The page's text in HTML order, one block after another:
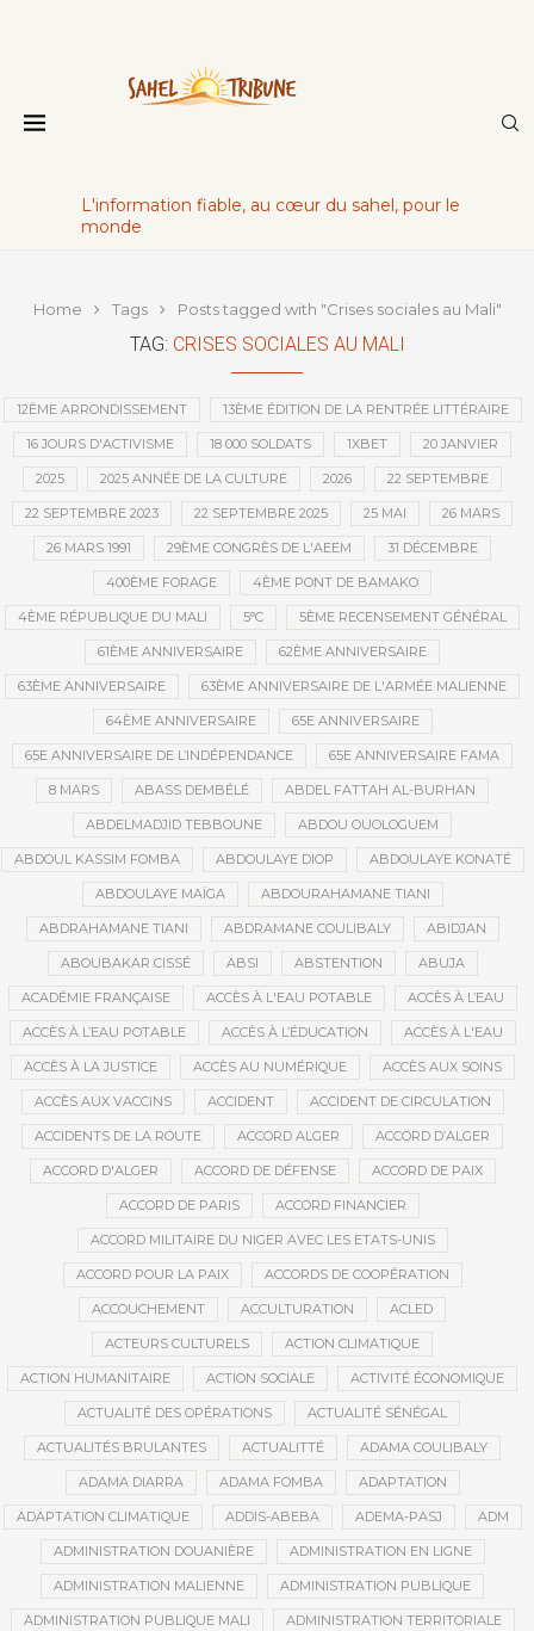
L'information fiable, au cœur du sahel, pour le
monde
Home Tags Posts tagged with "Crises sociales au Mali"
TAG: CRISES SOCIALES AU MALI
12ÈME ARRONDISSEMENT 13ÈME ÉDITION DE LA RENTRÉE LITTÉRAIRE
16 JOURS D'ACTIVISME 18 000 SOLDATS 1XBET 20 JANVIER
2025 2025 ANNÉE DE LA CULTURE 2026 22 SEPTEMBRE
22 SEPTEMBRE 2023 22 SEPTEMBRE 2025 25 MAI 26 MARS
26 MARS 1991 29ÈME CONGRÈS DE L'AEEM 31 DÉCEMBRE
400ÈME FORAGE 4ÈME PONT DE BAMAKO
4ÈME RÉPUBLIQUE DU MALI 5°C 5ÈME RECENSEMENT GÉNÉRAL
61ÈME ANNIVERSAIRE 62ÈME ANNIVERSAIRE
63ÈME ANNIVERSAIRE 63ÈME ANNIVERSAIRE DE L'ARMÉE MALIENNE
64ÈME ANNIVERSAIRE 65E ANNIVERSAIRE
65E ANNIVERSAIRE DE L’INDÉPENDANCE 65E ANNIVERSAIRE FAMA
8 MARS ABASS DEMBÉLÉ ABDEL FATTAH AL-BURHAN
ABDELMADJID TEBBOUNE ABDOU OUOLOGUEM
ABDOUL KASSIM FOMBA ABDOULAYE DIOP ABDOULAYE KONATÉ
ABDOULAYE MAÏGA ABDOURAHAMANE TIANI
ABDRAHAMANE TIANI ABDRAMANE COULIBALY ABIDJAN
ABOUBAKAR CISSÉ ABSI ABSTENTION ABUJA
ACADÉMIE FRANÇAISE ACCÈS À L'EAU POTABLE ACCÈS À L’EAU
ACCÈS À L’EAU POTABLE ACCÈS À L’ÉDUCATION ACCÈS À L'EAU
ACCÈS À LA JUSTICE ACCÈS AU NUMÉRIQUE ACCÈS AUX SOINS
ACCÈS AUX VACCINS ACCIDENT ACCIDENT DE CIRCULATION
ACCIDENTS DE LA ROUTE ACCORD ALGER ACCORD D’ALGER
ACCORD D'ALGER ACCORD DE DÉFENSE ACCORD DE PAIX
ACCORD DE PARIS ACCORD FINANCIER
ACCORD MILITAIRE DU NIGER AVEC LES ETATS-UNIS
ACCORD POUR LA PAIX ACCORDS DE COOPÉRATION
ACCOUCHEMENT ACCULTURATION ACLED
ACTEURS CULTURELS ACTION CLIMATIQUE
ACTION HUMANITAIRE ACTION SOCIALE ACTIVITÉ ÉCONOMIQUE
ACTUALITÉ DES OPÉRATIONS ACTUALITÉ SÉNÉGAL
ACTUALITÉS BRULANTES ACTUALITTÉ ADAMA COULIBALY
ADAMA DIARRA ADAMA FOMBA ADAPTATION
ADAPTATION CLIMATIQUE ADDIS-ABEBA ADEMA-PASJ ADM
ADMINISTRATION DOUANIÈRE ADMINISTRATION EN LIGNE
ADMINISTRATION MALIENNE ADMINISTRATION PUBLIQUE
ADMINISTRATION PUBLIQUE MALI ADMINISTRATION TERRITORIALE